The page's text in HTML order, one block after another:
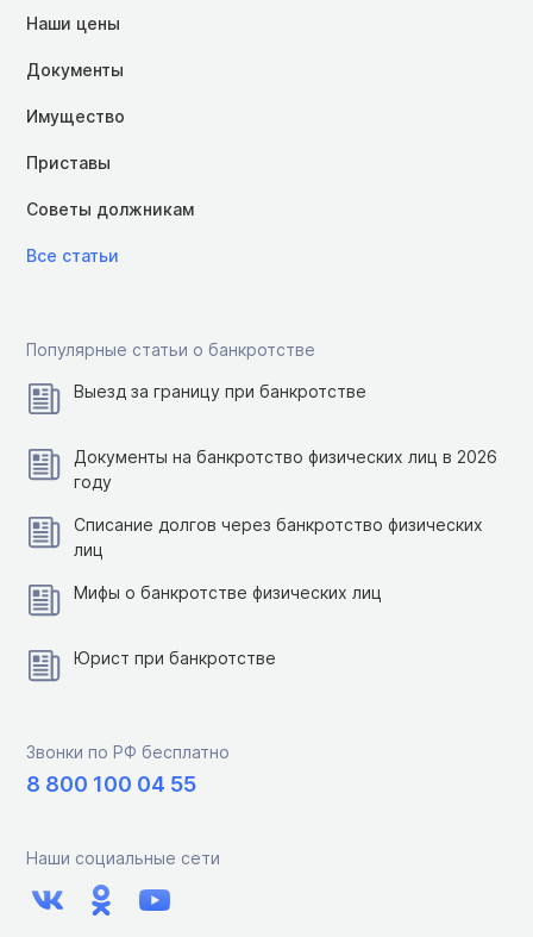
Наши цены
Документы
Имущество
Приставы
Советы должникам
Все статьи
Популярные статьи о банкротстве
Выезд за границу при банкротстве
Документы на банкротство физических лиц в 2026
году
Списание долгов через банкротство физических
лиц
Мифы о банкротстве физических лиц
Юрист при банкротстве
Звонки по РФ бесплатно
8 800 100 04 55
Наши социальные сети